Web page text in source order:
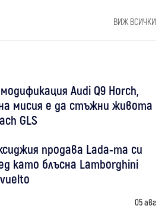
ВИЖ ВСИЧКИ
Audi Q9 Horch,
мисия е да стъжни живота
GLS
продава Lada-та си
като блъсна Lamborghini
05 авг